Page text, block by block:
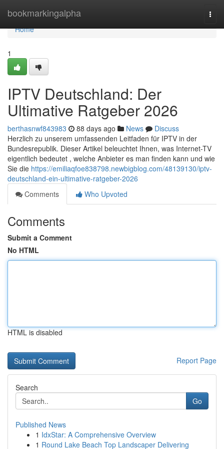
bookmarkingalpha
Home
Home
1
IPTV Deutschland: Der
Ultimative Ratgeber 2026
berthasnwf843983 88 days ago News
Discuss
Herzlich zu unserem umfassenden Leitfaden für IPTV in der
Bundesrepublik. Dieser Artikel beleuchtet Ihnen, was Internet-TV
eigentlich bedeutet , welche Anbieter es man finden kann und wie
Sie die https://emiliaqfoe838798.newbigblog.com/48139130/iptv-
deutschland-ein-ultimative-ratgeber-2026
Comments
Who Upvoted
Comments
Submit a Comment
No HTML
HTML is disabled
Report Page
Search
Go
Published News
1 IdxStar: A Comprehensive Overview
1 Round Lake Beach Top Landscaper Delivering